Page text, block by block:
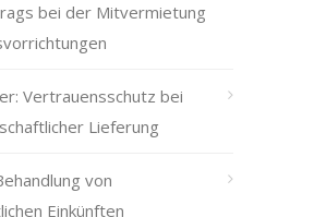
bei der Mitvermietung
Vertrauensschutz bei
Lieferung
von
Einkünften